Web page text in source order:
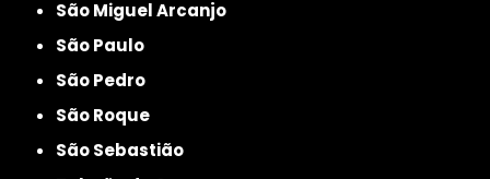
São Miguel Arcanjo
São Paulo
São Pedro
São Roque
São Sebastião